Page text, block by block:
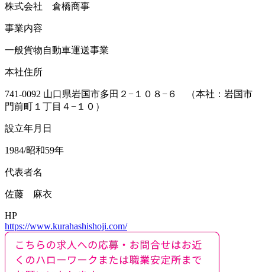
株式会社 倉橋商事
事業内容
一般貨物自動車運送事業
本社住所
741-0092 山口県岩国市多田２−１０８−６ （本社：岩国市
門前町１丁目４−１０）
設立年月日
1984/昭和59年
代表者名
佐藤 麻衣
HP
https://www.kurahashishoji.com/